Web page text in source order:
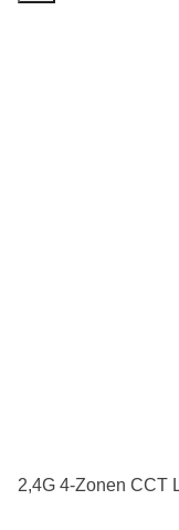
2,4G 4-Zonen CCT